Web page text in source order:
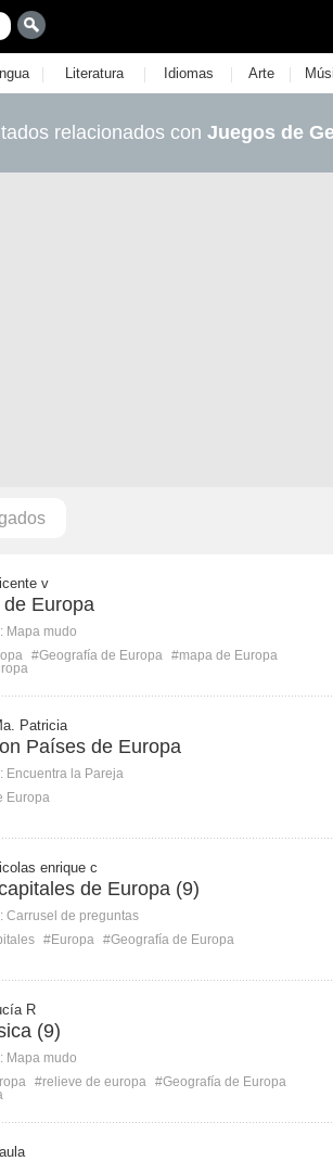
| Literatura | Idiomas | Arte |
relacionados con Juegos de
v
Europa
Mapa mudo
#Geografía de Europa #mapa de Europa
Patricia
Países de Europa
Encuentra la Pareja
Europa
enrique c
de Europa (9)
Carrusel de preguntas
#Europa #Geografía de Europa
R
(9)
Mapa mudo
#relieve de europa #Geografía de Europa